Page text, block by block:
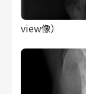
view像）